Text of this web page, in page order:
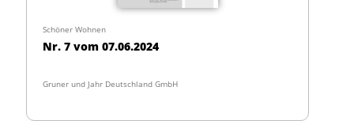
Schöner Wohnen
Nr. 7 vom 07.06.2024
Gruner und Jahr Deutschland GmbH